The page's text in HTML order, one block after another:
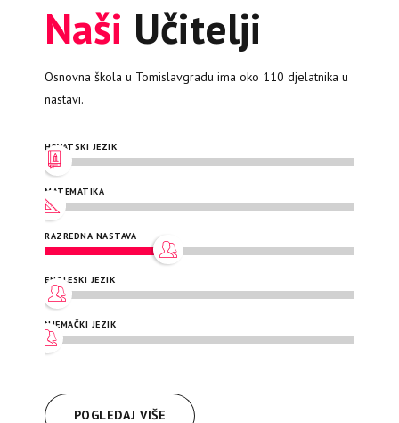
Naši Učitelji
Osnovna škola u Tomislavgradu ima oko 110 djelatnika u
nastavi.
HRVATSKI JEZIK
MATEMATIKA
RAZREDNA NASTAVA
ENGLESKI JEZIK
NJEMAČKI JEZIK
POGLEDAJ VIŠE